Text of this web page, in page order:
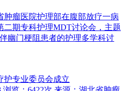
肿瘤医院护理部在腹部放疗一病
二期专科护理MDT讨论会，主题
幽门梗阻患者的护理多学科讨
护专业委员会成立